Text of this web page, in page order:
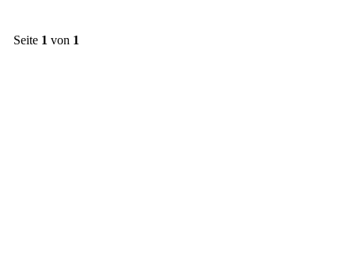
Seite 1 von 1